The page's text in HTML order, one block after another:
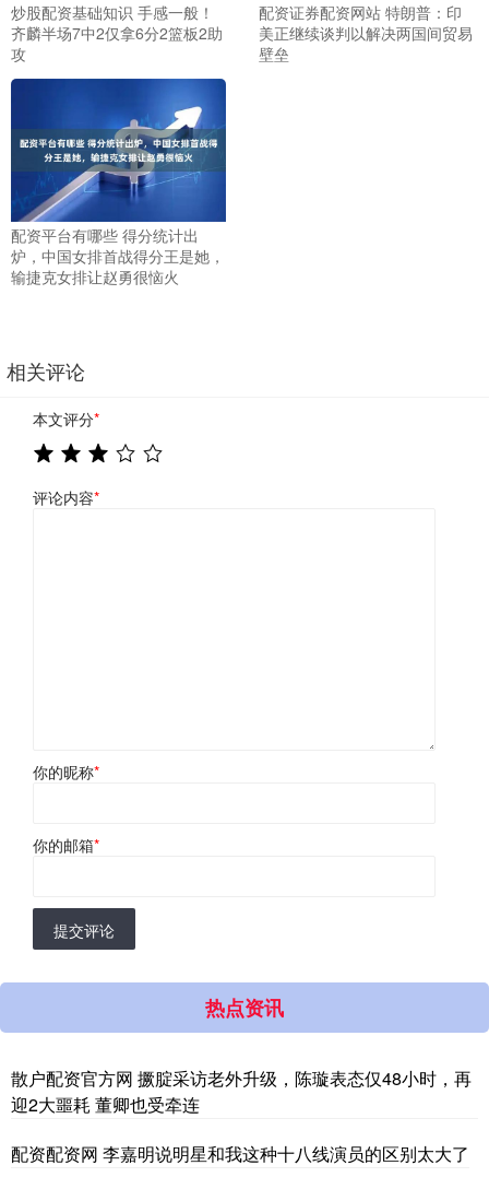
炒股配资基础知识 手感一般！
齐麟半场7中2仅拿6分2篮板2助
攻
配资证券配资网站 特朗普：印
美正继续谈判以解决两国间贸易
壁垒
配资平台有哪些 得分统计出
炉，中国女排首战得分王是她，
输捷克女排让赵勇很恼火
相关评论
本文评分*
评论内容*
你的昵称*
你的邮箱*
提交评论
热点资讯
散户配资官方网 撅腚采访老外升级，陈璇表态仅48小时，再
迎2大噩耗 董卿也受牵连
配资配资网 李嘉明说明星和我这种十八线演员的区别太大了